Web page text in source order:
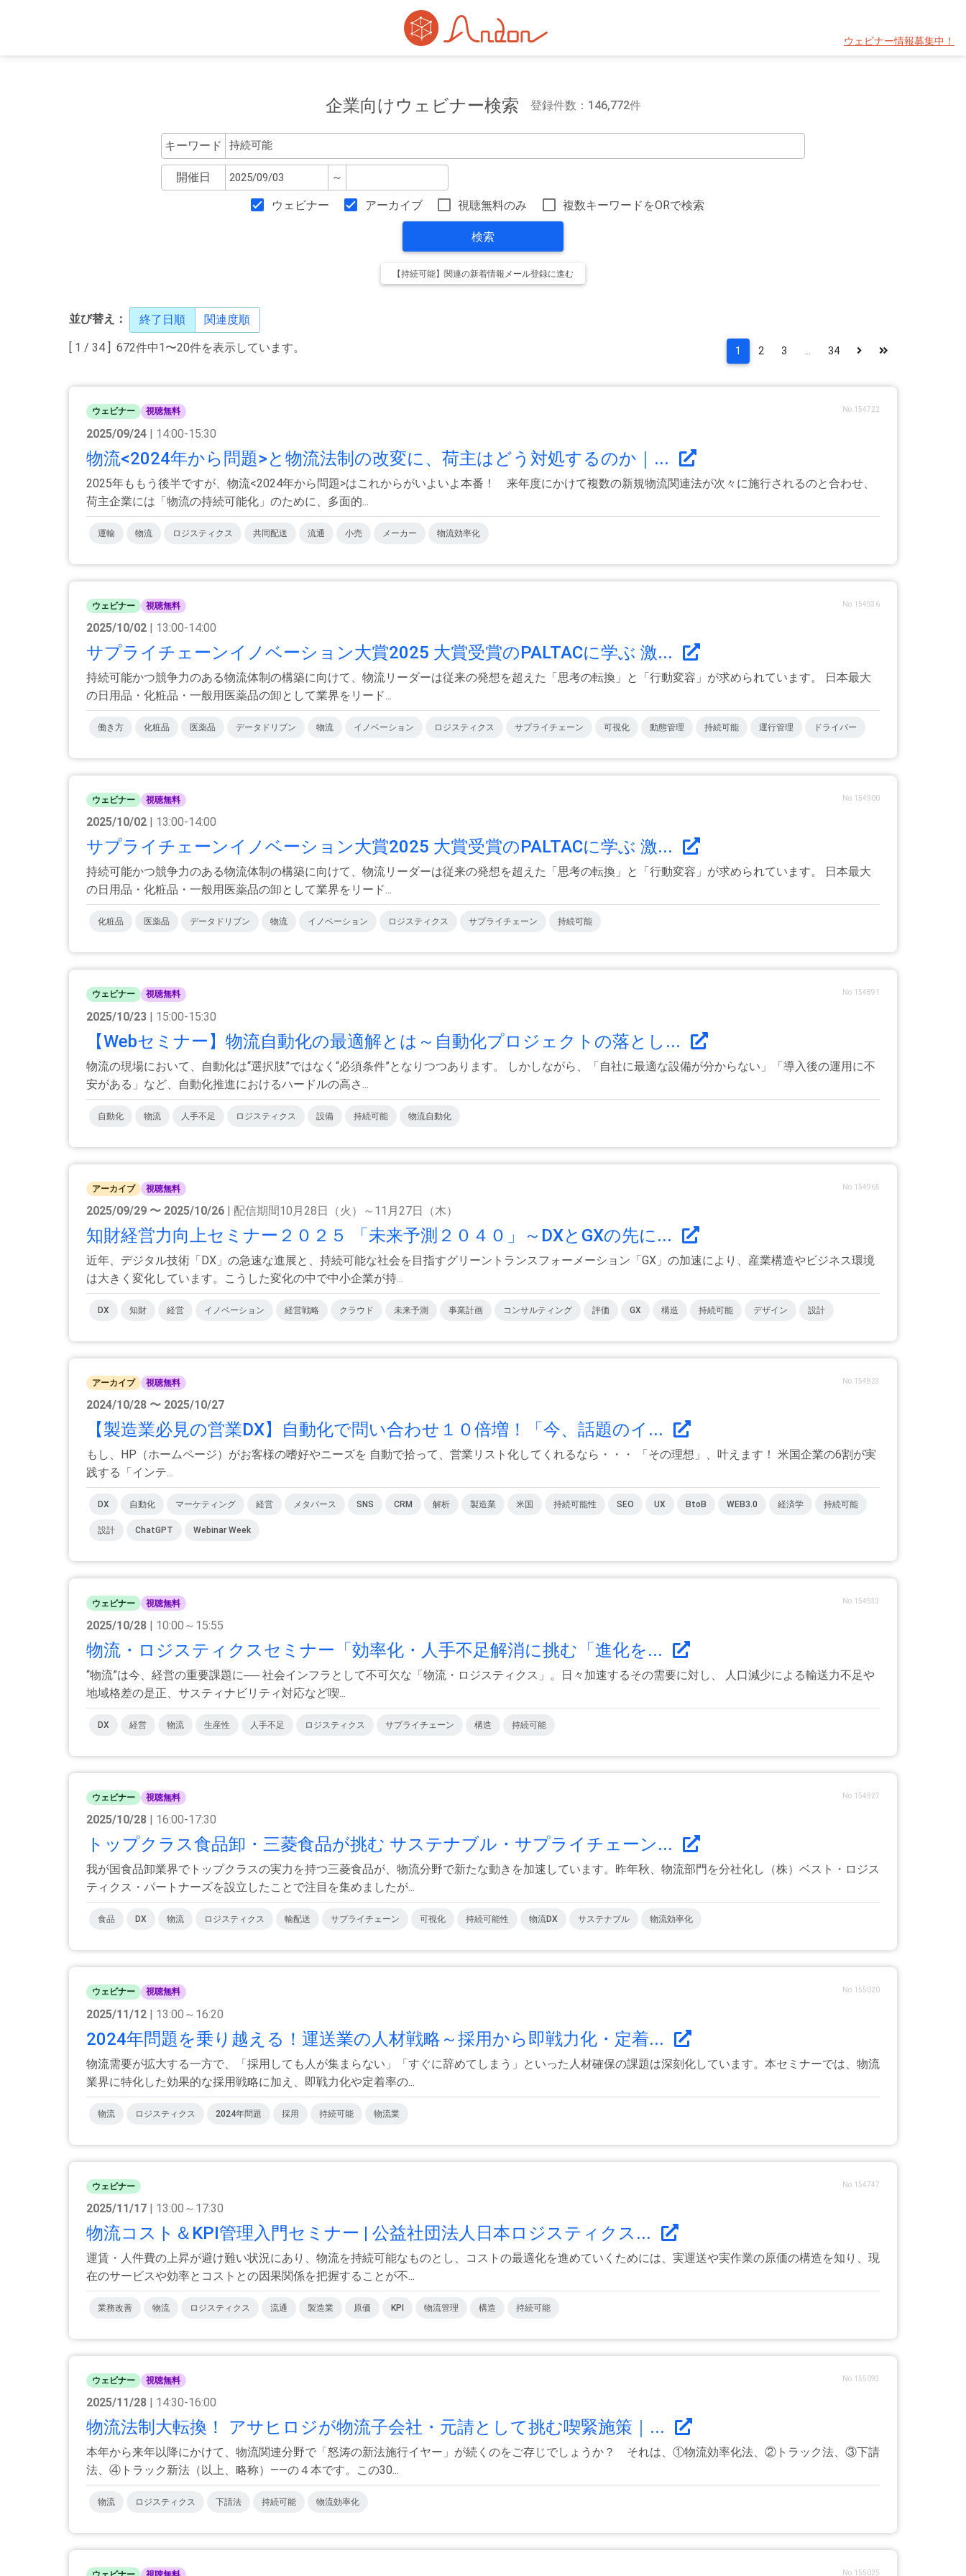
ウェビナー情報募集中！
企業向けウェビナー検索 登録件数：146,772件
キーワード
開催日 ～
ウェビナー アーカイブ 視聴無料のみ 複数キーワードをORで検索
検索
【持続可能】関連の新着情報メール登録に進む
並び替え： 終了日順 関連度順
[ 1 / 34 ] 672件中1〜20件を表示しています。 1 2 3 ... 34
ウェビナー 視聴無料 No.154722
2025/09/24 | 14:00-15:30
物流<2024年から問題>と物流法制の改変に、荷主はどう対処するのか｜...
2025年ももう後半ですが、物流<2024年から問題>はこれからがいよいよ本番！ 来年度にかけて複数の新規物流関連法が次々に施行されるのと合わせ、
荷主企業には「物流の持続可能化」のために、多面的...
運輸 物流 ロジスティクス 共同配送 流通 小売 メーカー 物流効率化
ウェビナー 視聴無料 No.154936
2025/10/02 | 13:00-14:00
サプライチェーンイノベーション大賞2025 大賞受賞のPALTACに学ぶ 激...
持続可能かつ競争力のある物流体制の構築に向けて、物流リーダーは従来の発想を超えた「思考の転換」と「行動変容」が求められています。 日本最大
の日用品・化粧品・一般用医薬品の卸として業界をリード...
働き方 化粧品 医薬品 データドリブン 物流 イノベーション ロジスティクス サプライチェーン 可視化 動態管理 持続可能 運行管理 ドライバー
ウェビナー 視聴無料 No.154900
2025/10/02 | 13:00-14:00
サプライチェーンイノベーション大賞2025 大賞受賞のPALTACに学ぶ 激...
持続可能かつ競争力のある物流体制の構築に向けて、物流リーダーは従来の発想を超えた「思考の転換」と「行動変容」が求められています。 日本最大
の日用品・化粧品・一般用医薬品の卸として業界をリード...
化粧品 医薬品 データドリブン 物流 イノベーション ロジスティクス サプライチェーン 持続可能
ウェビナー 視聴無料 No.154891
2025/10/23 | 15:00-15:30
【Webセミナー】物流自動化の最適解とは～自動化プロジェクトの落とし...
物流の現場において、自動化は“選択肢”ではなく“必須条件”となりつつあります。 しかしながら、「自社に最適な設備が分からない」「導入後の運用に不
安がある」など、自動化推進におけるハードルの高さ...
自動化 物流 人手不足 ロジスティクス 設備 持続可能 物流自動化
アーカイブ 視聴無料 No.154965
2025/09/29 〜 2025/10/26 | 配信期間10月28日（火）～11月27日（木）
知財経営力向上セミナー２０２５ 「未来予測２０４０」～DXとGXの先に...
近年、デジタル技術「DX」の急速な進展と、持続可能な社会を目指すグリーントランスフォーメーション「GX」の加速により、産業構造やビジネス環境
は大きく変化しています。こうした変化の中で中小企業が持...
DX 知財 経営 イノベーション 経営戦略 クラウド 未来予測 事業計画 コンサルティング 評価 GX 構造 持続可能 デザイン 設計
アーカイブ 視聴無料 No.154823
2024/10/28 〜 2025/10/27
【製造業必見の営業DX】自動化で問い合わせ１０倍増！「今、話題のイ...
もし、HP（ホームページ）がお客様の嗜好やニーズを 自動で拾って、営業リスト化してくれるなら・・・ 「その理想」、叶えます！ 米国企業の6割が実
践する「インテ...
DX 自動化 マーケティング 経営 メタバース SNS CRM 解析 製造業 米国 持続可能性 SEO UX BtoB WEB3.0 経済学 持続可能
設計 ChatGPT Webinar Week
ウェビナー 視聴無料 No.154933
2025/10/28 | 10:00～15:55
物流・ロジスティクスセミナー「効率化・人手不足解消に挑む「進化を...
“物流”は今、経営の重要課題に── 社会インフラとして不可欠な「物流・ロジスティクス」。日々加速するその需要に対し、 人口減少による輸送力不足や
地域格差の是正、サスティナビリティ対応など喫...
DX 経営 物流 生産性 人手不足 ロジスティクス サプライチェーン 構造 持続可能
ウェビナー 視聴無料 No.154927
2025/10/28 | 16:00-17:30
トップクラス食品卸・三菱食品が挑む サステナブル・サプライチェーン...
我が国食品卸業界でトップクラスの実力を持つ三菱食品が、物流分野で新たな動きを加速しています。昨年秋、物流部門を分社化し（株）ベスト・ロジス
ティクス・パートナーズを設立したことで注目を集めましたが...
食品 DX 物流 ロジスティクス 輸配送 サプライチェーン 可視化 持続可能性 物流DX サステナブル 物流効率化
ウェビナー 視聴無料 No.155020
2025/11/12 | 13:00～16:20
2024年問題を乗り越える！運送業の人材戦略～採用から即戦力化・定着...
物流需要が拡大する一方で、「採用しても人が集まらない」「すぐに辞めてしまう」といった人材確保の課題は深刻化しています。本セミナーでは、物流
業界に特化した効果的な採用戦略に加え、即戦力化や定着率の...
物流 ロジスティクス 2024年問題 採用 持続可能 物流業
ウェビナー No.154747
2025/11/17 | 13:00～17:30
物流コスト＆KPI管理入門セミナー | 公益社団法人日本ロジスティクス...
運賃・人件費の上昇が避け難い状況にあり、物流を持続可能なものとし、コストの最適化を進めていくためには、実運送や実作業の原価の構造を知り、現
在のサービスや効率とコストとの因果関係を把握することが不...
業務改善 物流 ロジスティクス 流通 製造業 原価 KPI 物流管理 構造 持続可能
ウェビナー 視聴無料 No.155093
2025/11/28 | 14:30-16:00
物流法制大転換！ アサヒロジが物流子会社・元請として挑む喫緊施策｜...
本年から来年以降にかけて、物流関連分野で「怒涛の新法施行イヤー」が続くのをご存じでしょうか？ それは、①物流効率化法、②トラック法、③下請
法、④トラック新法（以上、略称）――の４本です。この30...
物流 ロジスティクス 下請法 持続可能 物流効率化
No.155025